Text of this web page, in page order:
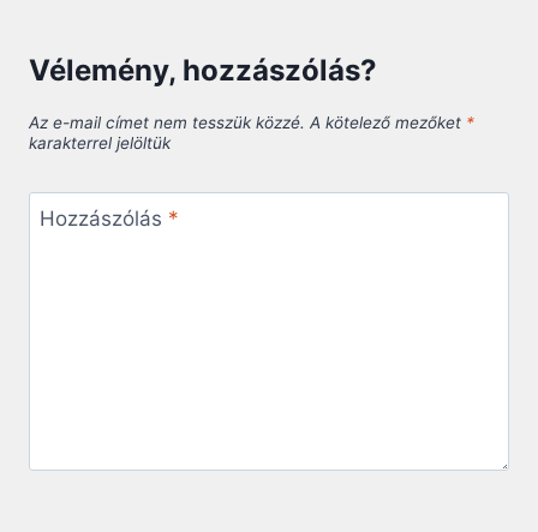
Vélemény, hozzászólás?
Az e-mail címet nem tesszük közzé. A kötelező mezőket *
karakterrel jelöltük
Hozzászólás *